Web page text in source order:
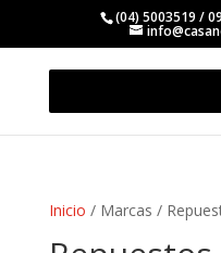
(04) 5003519 /
Inicio / Marcas /